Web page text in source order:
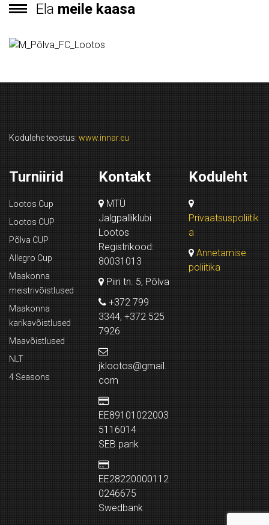
Ela meile kaasa
Kodulehe teostus: www.innar.eu
Turniirid
Lootos Cup
Lootos CUP
Põlva CUP
Allegro Cup
Maakonna
meistrivõistlused
Maakonna
karikavõistlused
Maavõistlused
NLT
4 Seasons
Kontakt
MTÜ
Jalgpalliklubi
Lootos
Registrikood:
80031013
Piiri tn. 5, Põlva
+372 799
3344, +372 525
7926
jklootos@gmail.
com
EE89101022003
5116014
SEB pank
EE28220000112
0246675
Swedbank
Koduleht
Privaatsuspoliitik
a
Annetamise
poliitika